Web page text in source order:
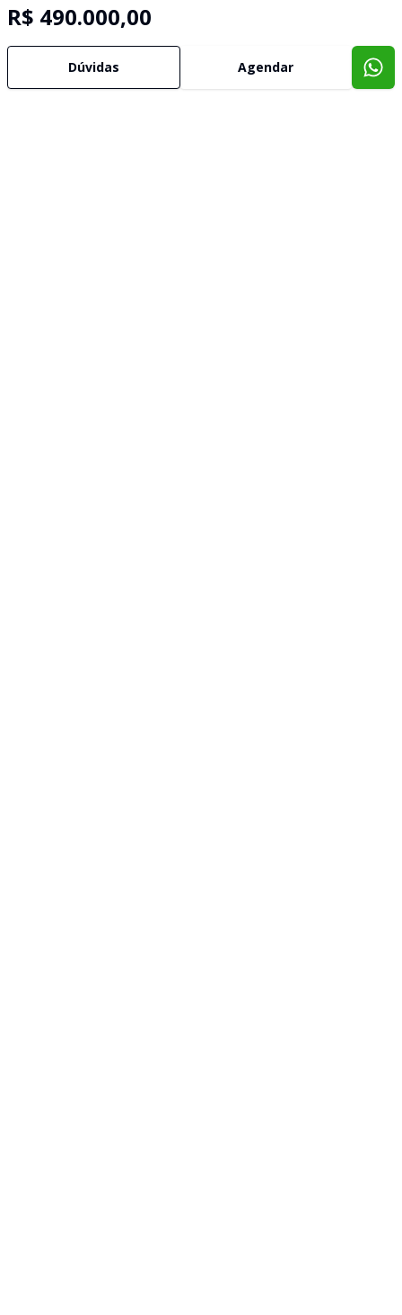
R$ 490.000,00
Dúvidas Agendar